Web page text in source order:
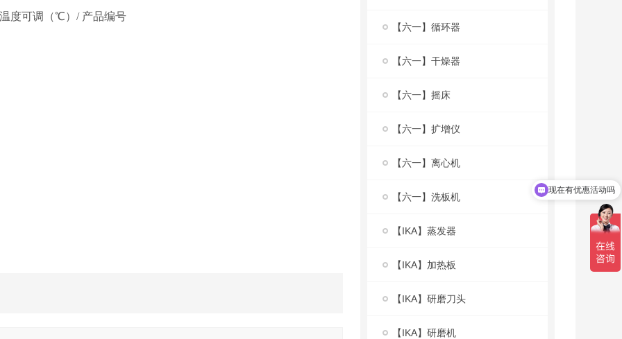
度可调（℃）/ 产品编号
【六一】循环器
【六一】干燥器
【六一】摇床
【六一】扩增仪
【六一】离心机
【六一】洗板机
【IKA】蒸发器
【IKA】加热板
【IKA】研磨刀头
【IKA】研磨机
现在有优惠活动吗